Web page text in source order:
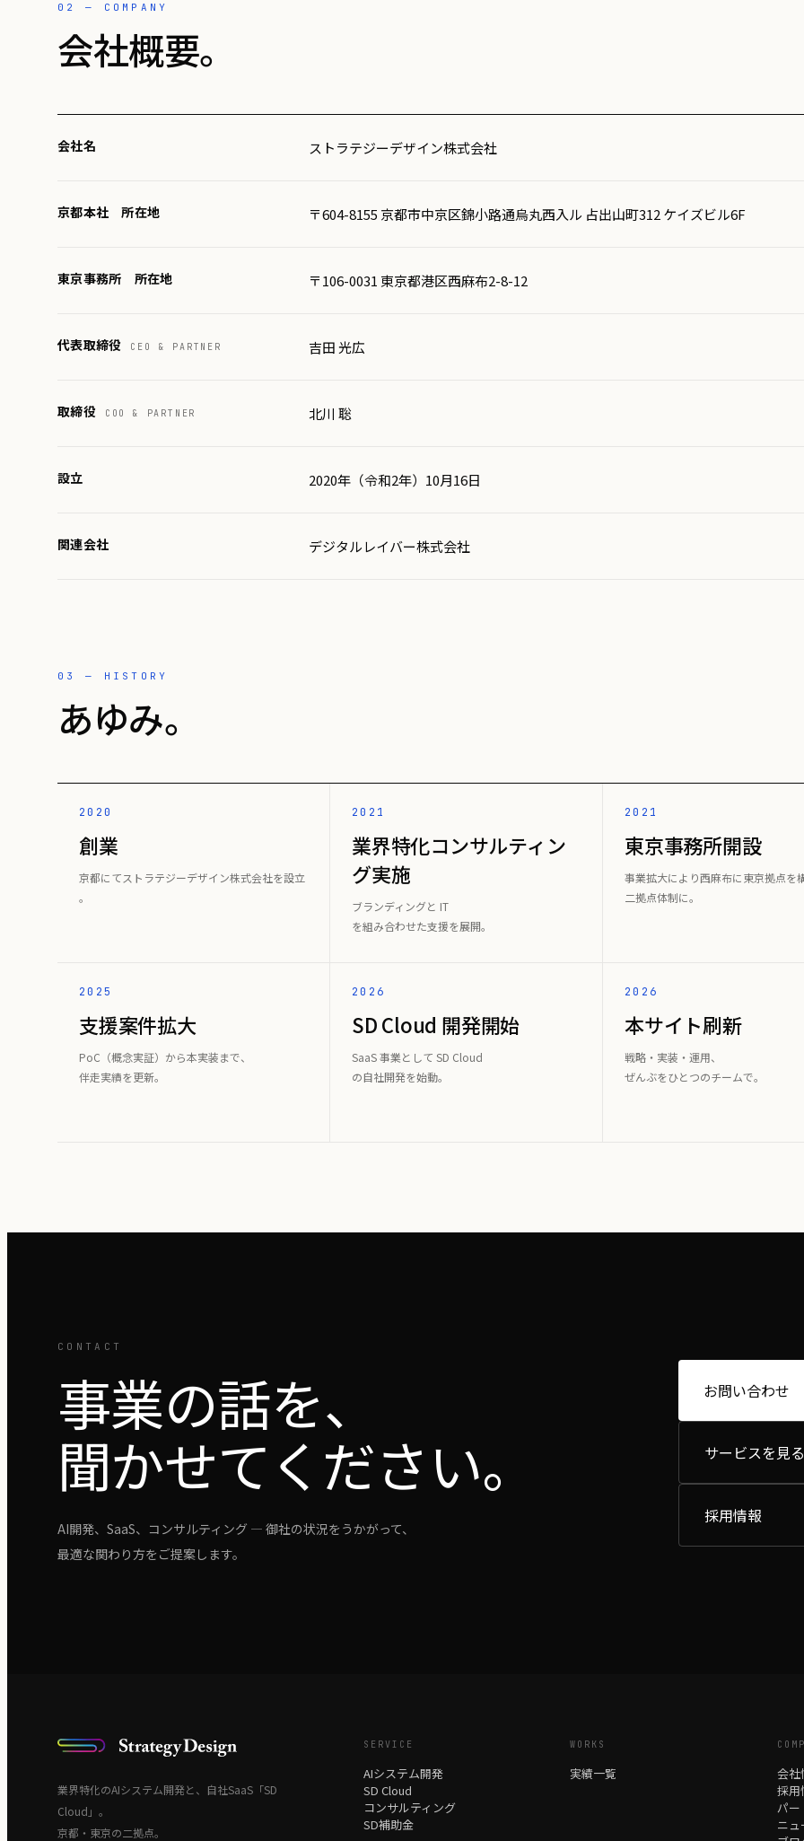
02 — COMPANY
会社概要。
会社名 ストラテジーデザイン株式会社
京都本社 所在地 〒604-8155 京都市中京区錦小路通烏丸西入ル 占出山町312 ケイズビル6F
東京事務所 所在地 〒106-0031 東京都港区西麻布2-8-12
代表取締役 CEO & PARTNER 吉田 光広
取締役 COO & PARTNER 北川 聡
設立 2020年（令和2年）10月16日
関連会社 デジタルレイバー株式会社
03 — HISTORY
あゆみ。
2020
創業
京都にてストラテジーデザイン株式会社を設立
。
2021
業界特化コンサルティン
グ実施
ブランディングと IT
を組み合わせた支援を展開。
2021
東京事務所開設
事業拡大により西麻布に東京拠点を
二拠点体制に。
2025
支援案件拡大
PoC（概念実証）から本実装まで、
伴走実績を更新。
2026
SD Cloud 開発開始
SaaS 事業として SD Cloud
の自社開発を始動。
2026
本サイト刷新
戦略・実装・運用、
ぜんぶをひとつのチームで。
CONTACT
事業の話を、
聞かせてください。
AI開発、SaaS、コンサルティング — 御社の状況をうかがって、
最適な関わり方をご提案します。
お問い合わせ
サービスを見
採用情報
業界特化のAIシステム開発と、自社SaaS「SD
Cloud」。
京都・東京の二拠点。
SERVICE
AIシステム開発
SD Cloud
コンサルティング
SD補助金
WORKS
実績一覧
会社
採用
パー
ニュ